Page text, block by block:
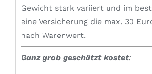
Gewicht stark variiert und im
eine Versicherung die max. 30
nach Warenwert.
Ganz grob geschätzt kostet: